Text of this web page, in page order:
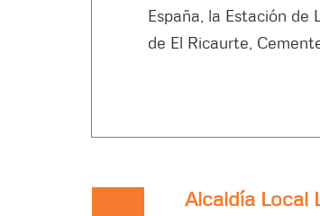
España, la Estación de
de El Ricaurte,
Alcaldía Local